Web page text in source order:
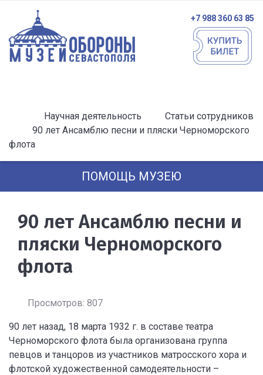
+7 988 360 63 85
Научная деятельность
Статьи сотрудников
90 лет Ансамблю песни и пляски Черноморского
флота
ПОМОЩЬ МУЗЕЮ
90 лет Ансамблю песни и
пляски Черноморского
флота
Просмотров: 807
90 лет назад, 18 марта 1932 г. в составе театра
Черноморского флота была организована группа
певцов и танцоров из участников матросского хора и
флотской художественной самодеятельности –